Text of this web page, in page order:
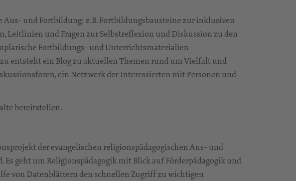
Aus- und Fortbildung: z.B. Fortbildungsbausteine zur inklusiven
Leitlinien und Fragen zur Selbstreflexion und Diskussion zu den
Fortbildungs- und Unterrichtsmaterialien
entsteht ein Blog zu aktuellen Themen rund um Vielfalt und
ein Netzwerk der Interessierten mit Personen und
bereitstellen.
der evangelischen religionspädagogischen Aus- und
geht um Religionspädagogik mit Blick auf Förderpädagogik und
von Datenblättern den schnellen Zugriff zu wichtigen